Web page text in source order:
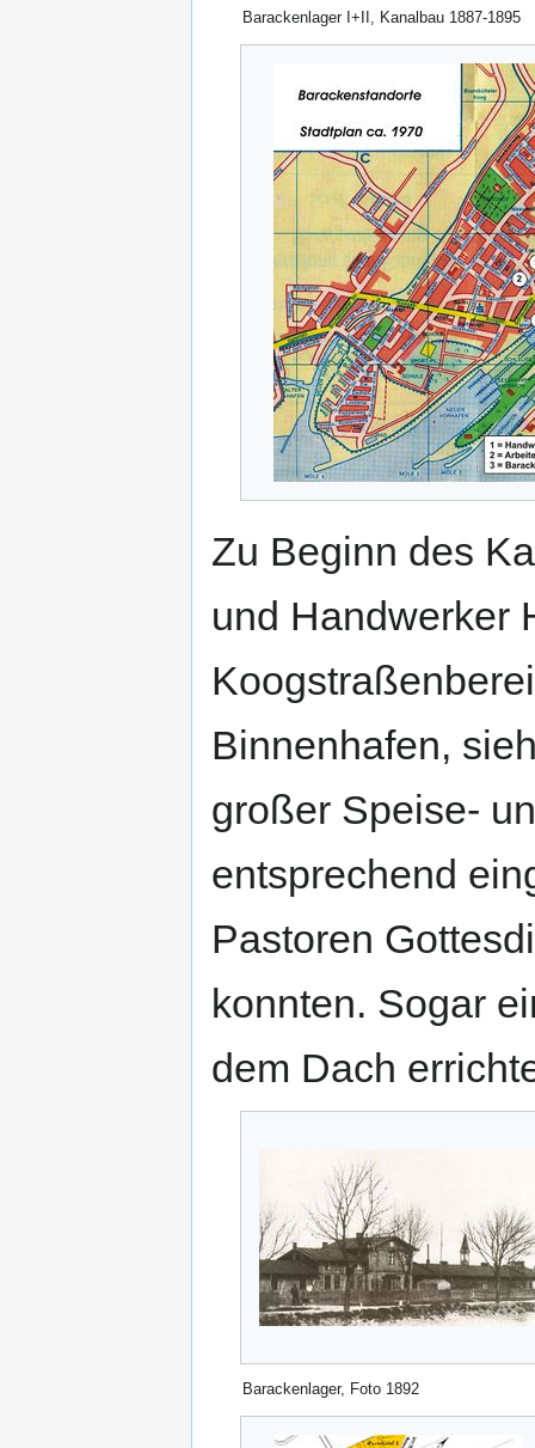
Barackenlager I+II, Kanalbau 1887-1895
Zu Beginn des
und Handwerker
Binnenhafen,
großer Speise-
entsprechend
Pastoren
konnten. Sogar
dem Dach
Barackenlager, Foto 1892